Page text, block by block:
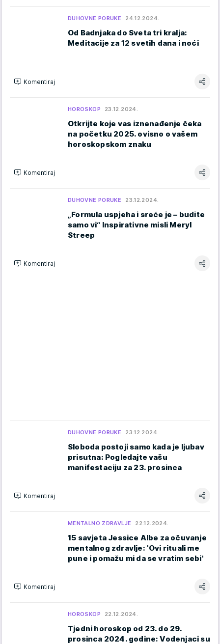
DUHOVNE PORUKE 24.12.2024.
Od Badnjaka do Sveta tri kralja:
Meditacije za 12 svetih dana i noći
Komentiraj
HOROSKOP 23.12.2024.
Otkrijte koje vas iznenađenje čeka
na početku 2025. ovisno o vašem
horoskopskom znaku
Komentiraj
DUHOVNE PORUKE 23.12.2024.
„Formula uspjeha i sreće je – budite
samo vi“ Inspirativne misli Meryl
Streep
Komentiraj
DUHOVNE PORUKE 23.12.2024.
Sloboda postoji samo kada je ljubav
prisutna: Pogledajte vašu
manifestaciju za 23. prosinca
Komentiraj
MENTALNO ZDRAVLJE 22.12.2024.
15 savjeta Jessice Albe za očuvanje
mentalnog zdravlje: 'Ovi rituali me
pune i pomažu mi da se vratim sebi'
Komentiraj
HOROSKOP 22.12.2024.
Tjedni horoskop od 23. do 29.
prosinca 2024. godine: Vodenjaci su